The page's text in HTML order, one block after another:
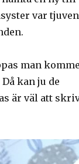
var
man
kan ju de
är väl att